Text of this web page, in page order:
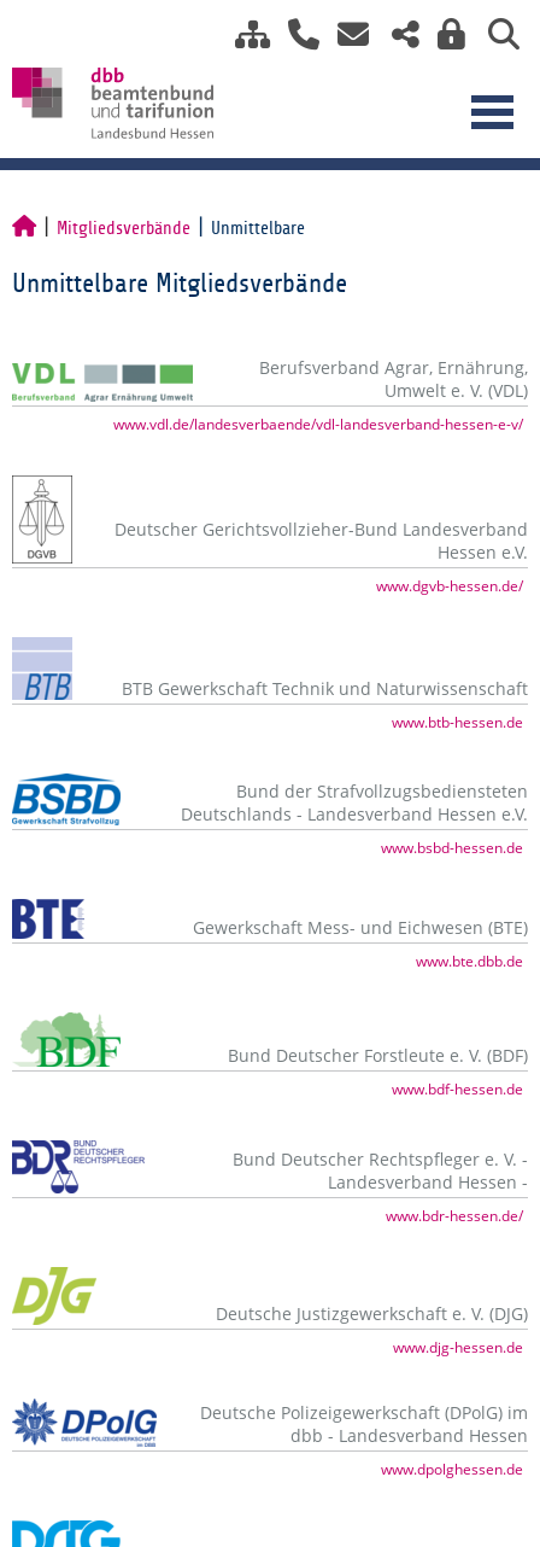
Mitgliedsverbände Unmittelbare
Unmittelbare Mitgliedsverbände
Berufsverband Agrar, Ernährung,
Umwelt e. V. (VDL)
www.vdl.de/landesverbaende/vdl-landesverband-hessen-e-v/
Deutscher Gerichtsvollzieher-Bund Landesverband
Hessen e.V.
www.dgvb-hessen.de/
BTB Gewerkschaft Technik und Naturwissenschaft
www.btb-hessen.de
Bund der Strafvollzugsbediensteten
Deutschlands - Landesverband Hessen e.V.
www.bsbd-hessen.de
Gewerkschaft Mess- und Eichwesen (BTE)
www.bte.dbb.de
Bund Deutscher Forstleute e. V. (BDF)
www.bdf-hessen.de
Bund Deutscher Rechtspfleger e. V. -
Landesverband Hessen -
www.bdr-hessen.de/
Deutsche Justizgewerkschaft e. V. (DJG)
www.djg-hessen.de
Deutsche Polizeigewerkschaft (DPolG) im
dbb - Landesverband Hessen
www.dpolghessen.de